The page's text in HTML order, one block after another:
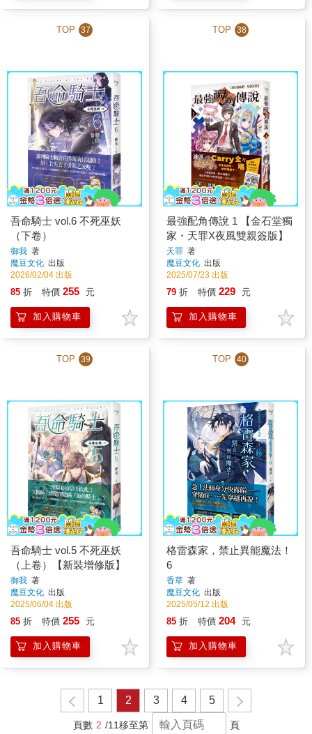
TOP 37
吾命騎士 vol.6 不死巫妖
（下卷）
御我 著
魔豆文化 出版
2026/02/04 出版
85 折 特價 255 元
加入購物車
TOP 38
最強配角傳說 1 【金石堂獨
家・天罪X夜風雙親簽版】
天罪 著
魔豆文化 出版
2025/07/23 出版
79 折 特價 229 元
加入購物車
TOP 39
吾命騎士 vol.5 不死巫妖
（上卷）【新裝增修版】
御我 著
魔豆文化 出版
2025/06/04 出版
85 折 特價 255 元
加入購物車
TOP 40
格雷森家，禁止異能魔法！
6
香草 著
魔豆文化 出版
2025/05/12 出版
85 折 特價 204 元
加入購物車
1 2 3 4 5
頁數 2 /11移至第 頁